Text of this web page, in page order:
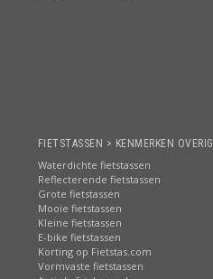
FIETSTASSEN > KENMERKEN OVERIG
Waterdichte fietstassen
Reflecterende fietstassen
Grote fietstassen
Mooie fietstassen
Kleine fietstassen
E-bike fietstassen
Korting op Fietstas.com
Vormvaste fietstassen